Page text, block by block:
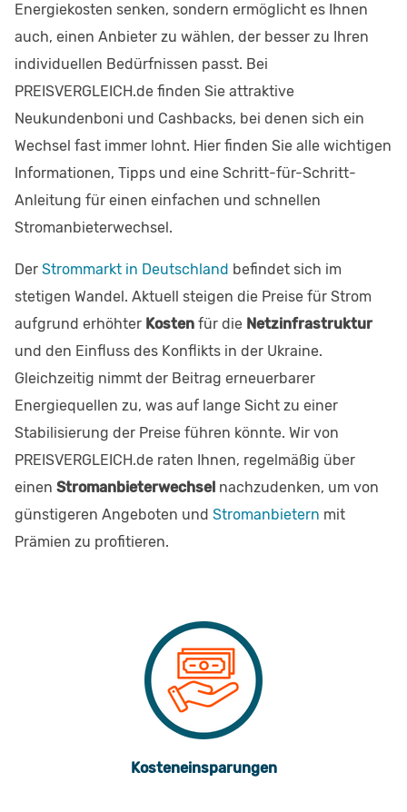
Energiekosten senken, sondern ermöglicht es Ihnen
auch, einen Anbieter zu wählen, der besser zu Ihren
individuellen Bedürfnissen passt. Bei
PREISVERGLEICH.de finden Sie attraktive
Neukundenboni und Cashbacks, bei denen sich ein
Wechsel fast immer lohnt. Hier finden Sie alle wichtigen
Informationen, Tipps und eine Schritt-für-Schritt-
Anleitung für einen einfachen und schnellen
Stromanbieterwechsel.
Der Strommarkt in Deutschland befindet sich im
stetigen Wandel. Aktuell steigen die Preise für Strom
aufgrund erhöhter Kosten für die Netzinfrastruktur
und den Einfluss des Konflikts in der Ukraine.
Gleichzeitig nimmt der Beitrag erneuerbarer
Energiequellen zu, was auf lange Sicht zu einer
Stabilisierung der Preise führen könnte. Wir von
PREISVERGLEICH.de raten Ihnen, regelmäßig über
einen Stromanbieterwechsel nachzudenken, um von
günstigeren Angeboten und Stromanbietern mit
Prämien zu profitieren.
Kosteneinsparungen